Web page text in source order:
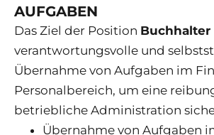
AUFGABEN
Das Ziel der Position Buchhalter
verantwortungsvolle und
Übernahme von Aufgaben im
Personalbereich, um eine
betriebliche Administration
Übernahme von Aufgaben